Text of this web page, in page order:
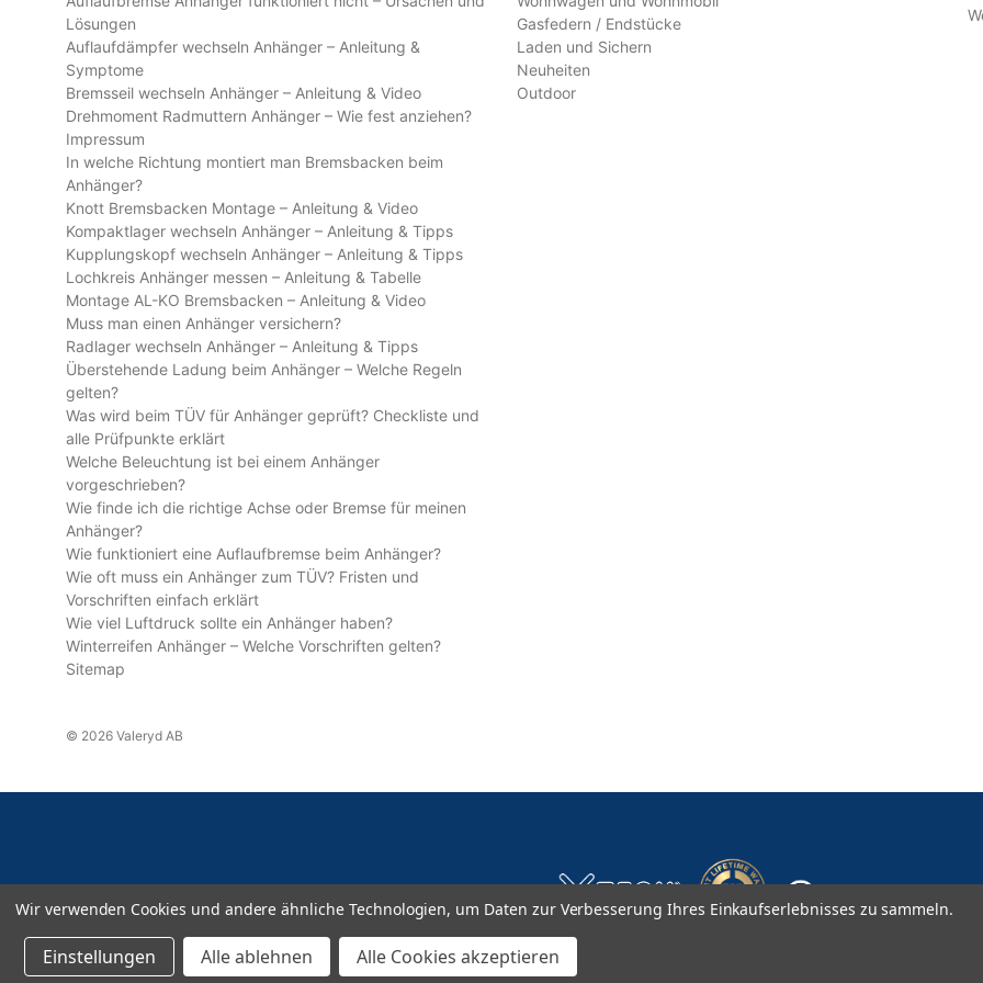
Lösungen
Auflaufdämpfer wechseln Anhänger – Anleitung &
Symptome
Bremsseil wechseln Anhänger – Anleitung & Video
Drehmoment Radmuttern Anhänger – Wie fest anziehen?
Impressum
In welche Richtung montiert man Bremsbacken beim
Anhänger?
Knott Bremsbacken Montage – Anleitung & Video
Kompaktlager wechseln Anhänger – Anleitung & Tipps
Kupplungskopf wechseln Anhänger – Anleitung & Tipps
Lochkreis Anhänger messen – Anleitung & Tabelle
Montage AL-KO Bremsbacken – Anleitung & Video
Muss man einen Anhänger versichern?
Radlager wechseln Anhänger – Anleitung & Tipps
Überstehende Ladung beim Anhänger – Welche Regeln
gelten?
Was wird beim TÜV für Anhänger geprüft? Checkliste und
alle Prüfpunkte erklärt
Welche Beleuchtung ist bei einem Anhänger
vorgeschrieben?
Wie finde ich die richtige Achse oder Bremse für meinen
Anhänger?
Wie funktioniert eine Auflaufbremse beim Anhänger?
Wie oft muss ein Anhänger zum TÜV? Fristen und
Vorschriften einfach erklärt
Wie viel Luftdruck sollte ein Anhänger haben?
Winterreifen Anhänger – Welche Vorschriften gelten?
Sitemap
Gasfedern / Endstücke
Laden und Sichern
Neuheiten
Outdoor
© 2026 Valeryd AB
Wir verwenden Cookies und andere ähnliche Technologien, um Daten zur Verbesserung Ihres Einkaufserlebnisses zu sammeln.
Einstellungen Alle ablehnen Alle Cookies akzeptieren